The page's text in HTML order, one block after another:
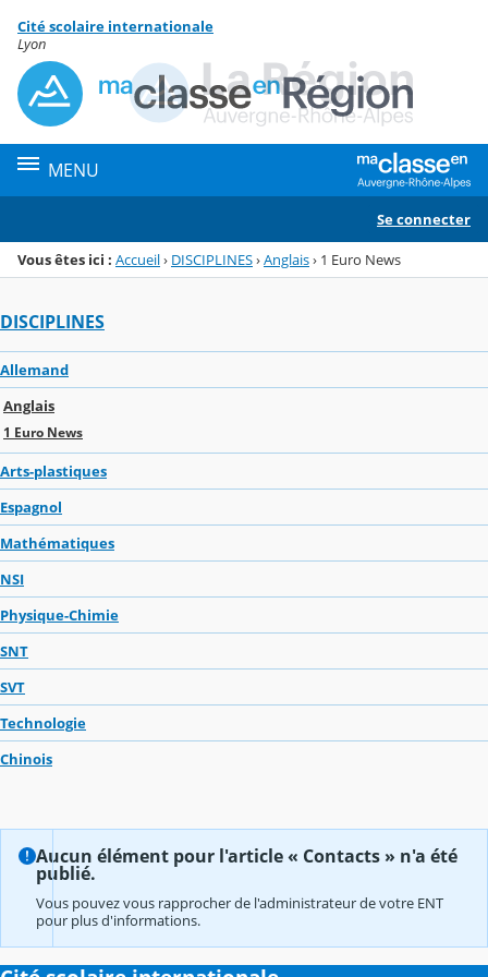
Menu de la rubrique
Contenu
Cité scolaire internationale
Lyon
MENU
Se connecter
Vous êtes ici : Accueil› DISCIPLINES›Anglais› 1 Euro News
DISCIPLINES
Allemand
Anglais
1 Euro News
Arts-plastiques
Espagnol
Mathématiques
NSI
Physique-Chimie
SNT
SVT
Technologie
Chinois
Aucun élément pour l'article « Contacts » n'a été
publié.
Vous pouvez vous rapprocher de l'administrateur de votre ENT
pour plus d'informations.